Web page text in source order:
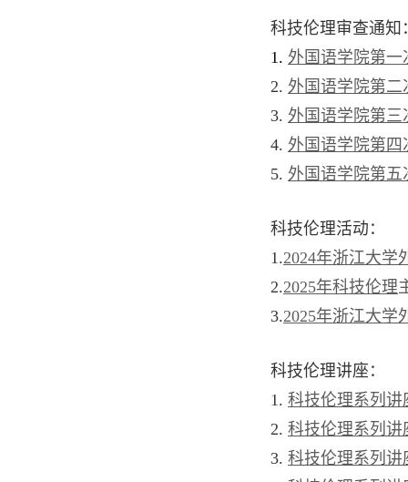
科技伦理审查通知
1. 外国语学院第
2. 外国语学院第
3. 外国语学院第
4. 外国语学院第
5. 外国语学院第
科技伦理活动：
1.2024年浙江大学
2.2025年科技伦理
3.2025年浙江大学
科技伦理讲座：
1. 科技伦理系列讲
2. 科技伦理系列讲
3. 科技伦理系列讲